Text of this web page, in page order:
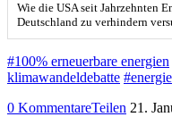
Wie die USA seit Jahrzehnten
Deutschland zu verhindern
#100% erneuerbare energien
klimawandeldebatte
0 KommentareTeilen 21.